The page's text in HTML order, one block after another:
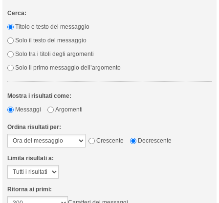
Cerca:
Titolo e testo del messaggio
Solo il testo del messaggio
Solo tra i titoli degli argomenti
Solo il primo messaggio dell’argomento
Mostra i risultati come:
Messaggi
Argomenti
Ordina risultati per:
Crescente
Decrescente
Limita risultati a:
Ritorna ai primi: